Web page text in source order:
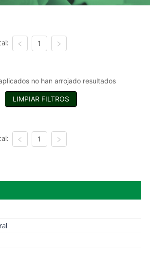
1
no han arrojado resultados
LIMPIAR FILTROS
1